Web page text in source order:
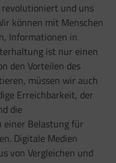
und uns
können mit Menschen
Informationen in
ist nur einen
den Vorteilen des
müssen wir auch
Erreichbarkeit, der
die
Belastung für
Digitale Medien
von Vergleichen und